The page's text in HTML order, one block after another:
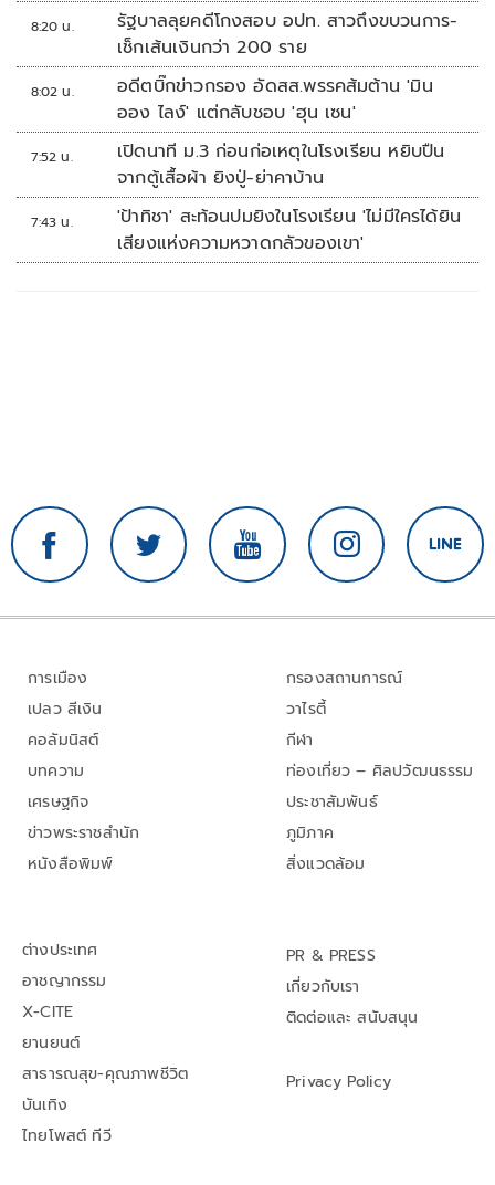
8:20 น.
รัฐบาลลุยคดีโกงสอบ อปท. สาวถึงขบวนการ-
เช็กเส้นเงินกว่า 200 ราย
8:02 น.
อดีตบิ๊กข่าวกรอง อัดสส.พรรคส้มต้าน 'มิน
ออง ไลง์' แต่กลับชอบ 'ฮุน เซน'
7:52 น.
เปิดนาที ม.3 ก่อนก่อเหตุในโรงเรียน หยิบปืน
จากตู้เสื้อผ้า ยิงปู่-ย่าคาบ้าน
7:43 น.
'ป้าทิชา' สะท้อนปมยิงในโรงเรียน 'ไม่มีใครได้ยิน
เสียงแห่งความหวาดกลัวของเขา'
การเมือง
เปลว สีเงิน
คอลัมนิสต์
บทความ
เศรษฐกิจ
ข่าวพระราชสำนัก
หนังสือพิมพ์
กรองสถานการณ์
วาไรตี้
กีฬา
ท่องเที่ยว – ศิลปวัฒนธรรม
ประชาสัมพันธ์
ภูมิภาค
สิ่งแวดล้อม
ต่างประเทศ
อาชญากรรม
X-CITE
ยานยนต์
สาธารณสุข-คุณภาพชีวิต
บันเทิง
ไทยโพสต์ ทีวี
PR & PRESS
เกี่ยวกับเรา
ติดต่อและ สนับสนุน
Privacy Policy